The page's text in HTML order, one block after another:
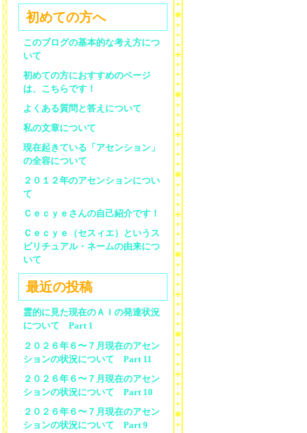
初めての方へ
このブログの基本的な考え方につ
いて
初めての方におすすめのページ
は、こちらです！
よくある質問と答えについて
私の文章について
現在起きている「アセンション」
の全容について
２０１２年のアセンションについ
て
Ｃｅｃｙｅさんの自己紹介です！
Ｃｅｃｙｅ（セスィエ）というス
ピリチュアル・ネームの由来につ
いて
最近の投稿
霊的に見た現在のＡＩの発達状況
について Part 1
２０２６年６〜７月現在のアセン
ションの状況について Part 11
２０２６年６〜７月現在のアセン
ションの状況について Part 10
２０２６年６〜７月現在のアセン
ションの状況について Part 9